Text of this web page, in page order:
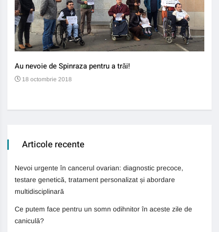
Au nevoie de Spinraza pentru a trăi!
18 octombrie 2018
Articole recente
Nevoi urgente în cancerul ovarian: diagnostic precoce,
testare genetică, tratament personalizat și abordare
multidisciplinară
Ce putem face pentru un somn odihnitor în aceste zile de
caniculă?